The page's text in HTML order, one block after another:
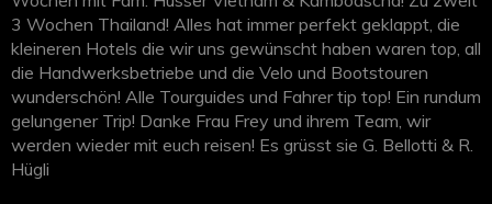
3 Wochen Thailand! Alles hat immer perfekt geklappt, die
kleineren Hotels die wir uns gewünscht haben waren top, all
die Handwerksbetriebe und die Velo und Bootstouren
wunderschön! Alle Tourguides und Fahrer tip top! Ein rundum
gelungener Trip! Danke Frau Frey und ihrem Team, wir
werden wieder mit euch reisen! Es grüsst sie G. Bellotti & R.
Hügli